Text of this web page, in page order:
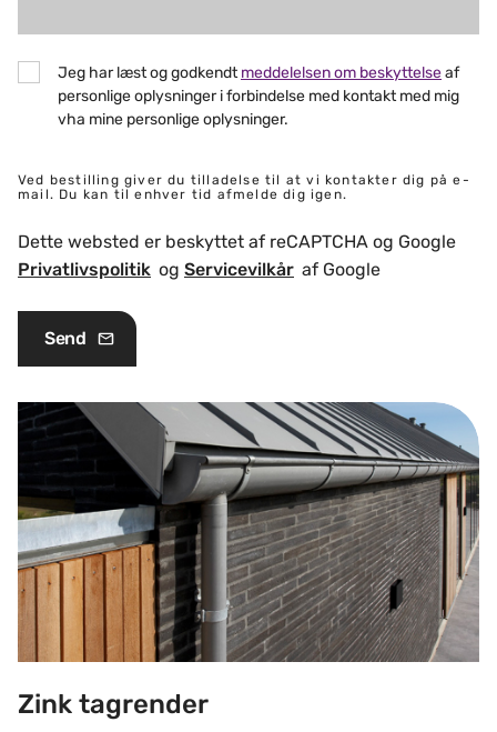
Jeg har læst og godkendtmeddelelsen om beskyttelseaf
personlige oplysninger i forbindelse med kontakt med mig
vha mine personlige oplysninger.
Ved bestilling giver du tilladelse til at vi kontakter dig på e-
mail. Du kan til enhver tid afmelde dig igen.
Dette websted er beskyttet af reCAPTCHA og Google
Privatlivspolitik og Servicevilkår af Google
Zink tagrender
Zink tagrender